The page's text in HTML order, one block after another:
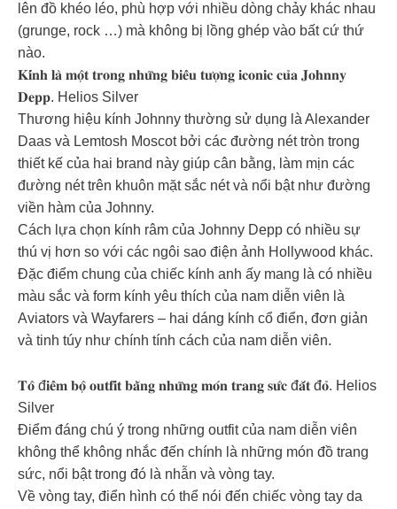
lên đồ khéo léo, phù hợp với nhiều dòng chảy khác nhau
(grunge, rock …) mà không bị lồng ghép vào bất cứ thứ
nào.
𝐊𝐢́𝐧𝐡 𝐥𝐚̀ 𝐦𝐨̣̂𝐭 𝐭𝐫𝐨𝐧𝐠 𝐧𝐡𝐮̛̃𝐧𝐠 𝐛𝐢𝐞̂̉𝐮 𝐭𝐮̛𝐨̛̣𝐧𝐠 𝐢𝐜𝐨𝐧𝐢𝐜 𝐜𝐮̉𝐚 𝐉𝐨𝐡𝐧𝐧𝐲
𝐃𝐞𝐩𝐩. Helios Silver
Thương hiệu kính Johnny thường sử dụng là Alexander
Daas và Lemtosh Moscot bởi các đường nét tròn trong
thiết kế của hai brand này giúp cân bằng, làm mịn các
đường nét trên khuôn mặt sắc nét và nổi bật như đường
viền hàm của Johnny.
Cách lựa chọn kính râm của Johnny Depp có nhiều sự
thú vị hơn so với các ngôi sao điện ảnh Hollywood khác.
Đặc điểm chung của chiếc kính anh ấy mang là có nhiều
màu sắc và form kính yêu thích của nam diễn viên là
Aviators và Wayfarers – hai dáng kính cổ điển, đơn giản
và tinh túy như chính tính cách của nam diễn viên.
𝐓𝐨̂ đ𝐢𝐞̂̉𝐦 𝐛𝐨̣̂ 𝐨𝐮𝐭𝐟𝐢𝐭 𝐛𝐚̆̀𝐧𝐠 𝐧𝐡𝐮̛̃𝐧𝐠 𝐦𝐨́𝐧 𝐭𝐫𝐚𝐧𝐠 𝐬𝐮̛́𝐜 đ𝐚̆́𝐭 đ𝐨̉. Helios
Silver
Điểm đáng chú ý trong những outfit của nam diễn viên
không thể không nhắc đến chính là những món đồ trang
sức, nổi bật trong đó là nhẫn và vòng tay.
Về vòng tay, điển hình có thể nói đến chiếc vòng tay da